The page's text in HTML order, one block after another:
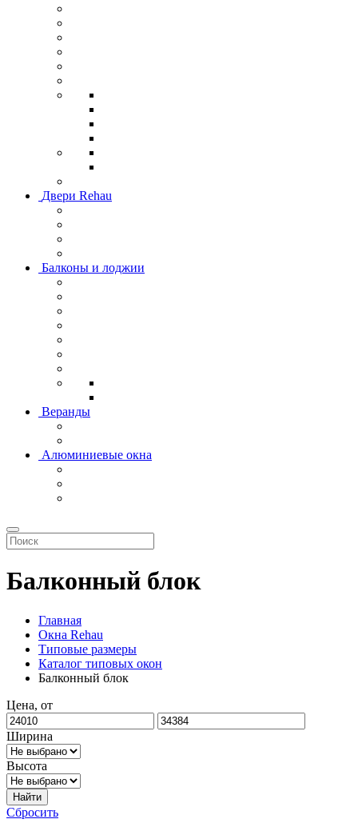
Двери Rehau
Балконы и лоджии
Веранды
Алюминиевые окна
Балконный блок
Главная
Окна Rehau
Типовые размеры
Каталог типовых окон
Балконный блок
Цена, от
Ширина
Высота
Найти
Сбросить